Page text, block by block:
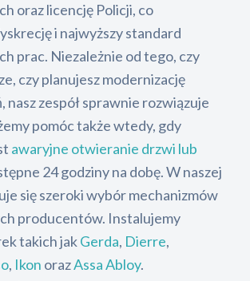
oraz licencję Policji, co
i najwyższy standard
prac. Niezależnie od tego, czy
czy planujesz modernizację
nasz zespół sprawnie rozwiązuje
pomóc także wtedy, gdy
awaryjne otwieranie drzwi lub
24 godziny na dobę. W naszej
się szeroki wybór mechanizmów
producentów. Instalujemy
takich jakGerda, Dierre,
, Ikon orazAssa Abloy.